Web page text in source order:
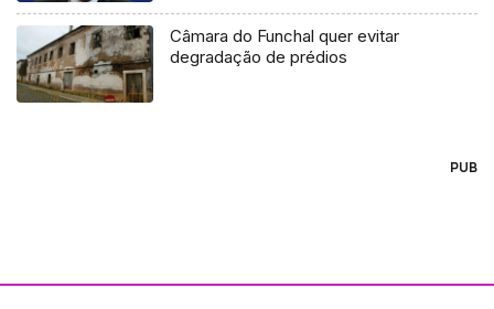
Câmara do Funchal quer evitar
degradação de prédios
PUB